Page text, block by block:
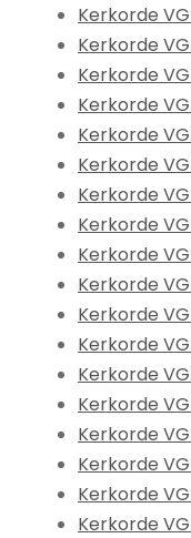
Kerkorde
Kerkorde
Kerkorde
Kerkorde
Kerkorde
Kerkorde
Kerkorde
Kerkorde
Kerkorde
Kerkorde
Kerkorde
Kerkorde
Kerkorde
Kerkorde
Kerkorde
Kerkorde
Kerkorde
Kerkorde